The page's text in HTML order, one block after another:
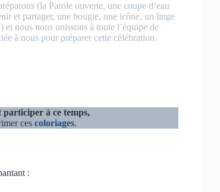
(la Parole ouverte, une coupe d’eau
et partager, une bougie, une icône, un linge
nous nous unissons à toute l’équipe de
à nous pour préparer cette célébration.
participer à ce temps,
ces coloriages.
: